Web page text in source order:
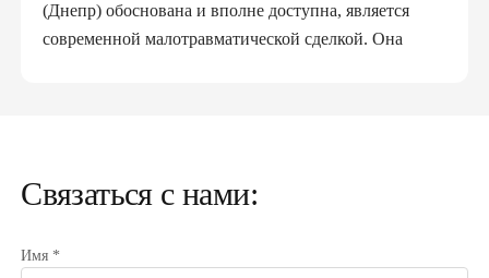
(Днепр) обоснована и вполне доступна, является
современной малотравматической сделкой. Она
невозможно вылечить или устранить
пациента без оперативного вмешательства
Связаться с нами:
Имя *